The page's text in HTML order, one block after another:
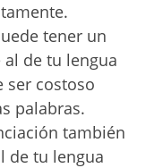
tener un
de tu lengua
ser costoso
palabras.
también
de tu lengua